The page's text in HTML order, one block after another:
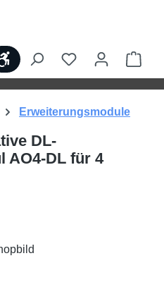
Werkzeugleiste anzeigen
Erweiterungsmodule
DL-
AO4-DL für 4